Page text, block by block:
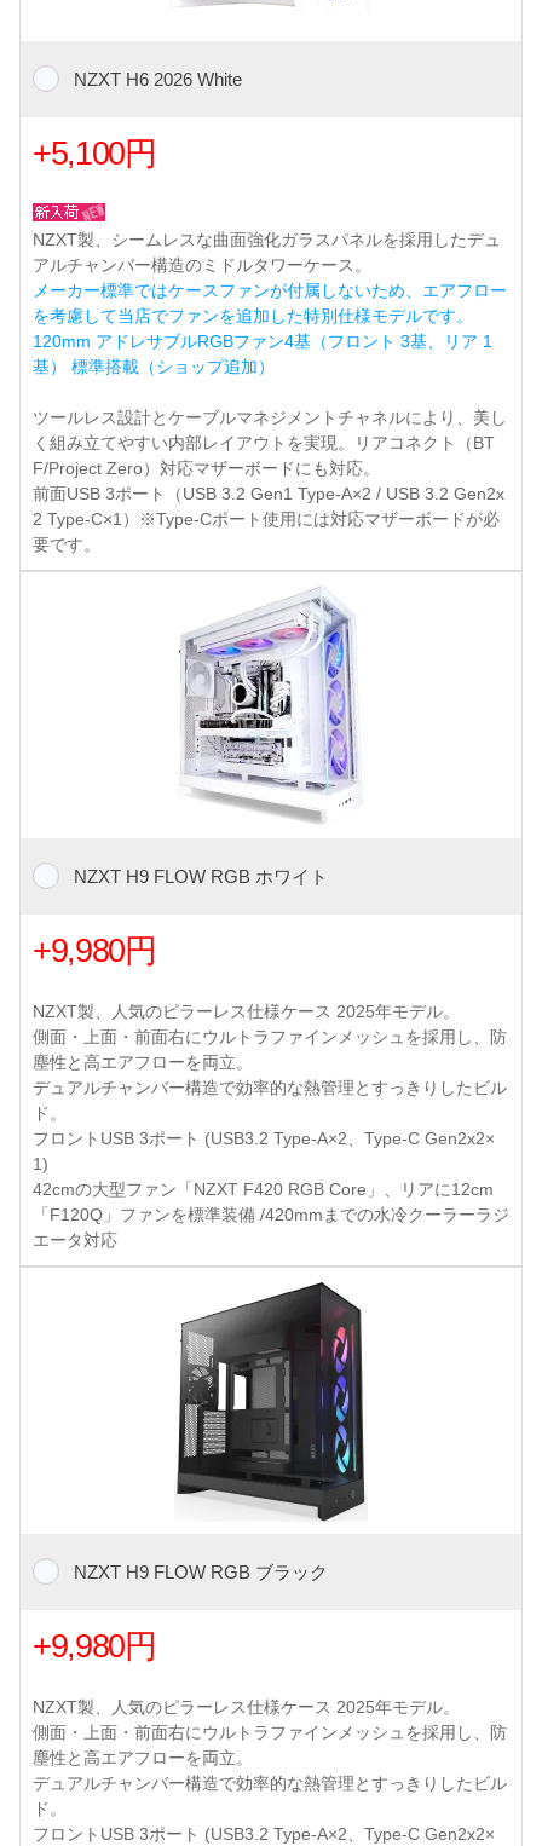
NZXT H6 2026 White
+5,100円
NZXT製、シームレスな曲面強化ガラスパネルを採用したデュ
アルチャンバー構造のミドルタワーケース。
メーカー標準ではケースファンが付属しないため、エアフロー
を考慮して当店でファンを追加した特別仕様モデルです。
120mm アドレサブルRGBファン4基（フロント 3基、リア 1
基） 標準搭載（ショップ追加）
ツールレス設計とケーブルマネジメントチャネルにより、美し
く組み立てやすい内部レイアウトを実現。リアコネクト（BT
F/Project Zero）対応マザーボードにも対応。
前面USB 3ポート（USB 3.2 Gen1 Type-A×2 / USB 3.2 Gen2x
2 Type-C×1）※Type-Cポート使用には対応マザーボードが必
要です。
NZXT H9 FLOW RGB ホワイト
+9,980円
NZXT製、人気のピラーレス仕様ケース 2025年モデル。
側面・上面・前面右にウルトラファインメッシュを採用し、防
塵性と高エアフローを両立。
デュアルチャンバー構造で効率的な熱管理とすっきりしたビル
ド。
フロントUSB 3ポート (USB3.2 Type-A×2、Type-C Gen2x2×
1)
42cmの大型ファン「NZXT F420 RGB Core」、リアに12cm
「F120Q」ファンを標準装備 /420mmまでの水冷クーラーラジ
エータ対応
NZXT H9 FLOW RGB ブラック
+9,980円
NZXT製、人気のピラーレス仕様ケース 2025年モデル。
側面・上面・前面右にウルトラファインメッシュを採用し、防
塵性と高エアフローを両立。
デュアルチャンバー構造で効率的な熱管理とすっきりしたビル
ド。
フロントUSB 3ポート (USB3.2 Type-A×2、Type-C Gen2x2×